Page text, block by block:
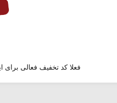
فعلا کد تخفیف فعالی برای